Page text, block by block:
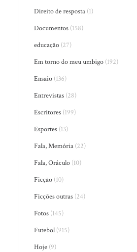
Direito de resposta (1)
Documentos (158)
educação (27)
Em torno do meu umbigo (192)
Ensaio (136)
Entrevistas (28)
Escritores (199)
Esportes (13)
Fala, Memória (22)
Fala, Oráculo (10)
Ficção (10)
Ficções outras (24)
Fotos (145)
Futebol (915)
Hoje (9)